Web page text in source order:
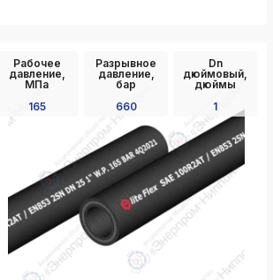
Рабочее
давление,
МПа
165
Разрывное
давление,
бар
660
Dn
дюймовый,
дюймы
1